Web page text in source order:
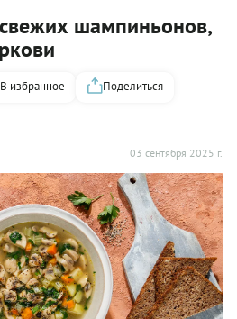
шампиньонов,
03 сентября 2025 г.
В избранное
Поделиться